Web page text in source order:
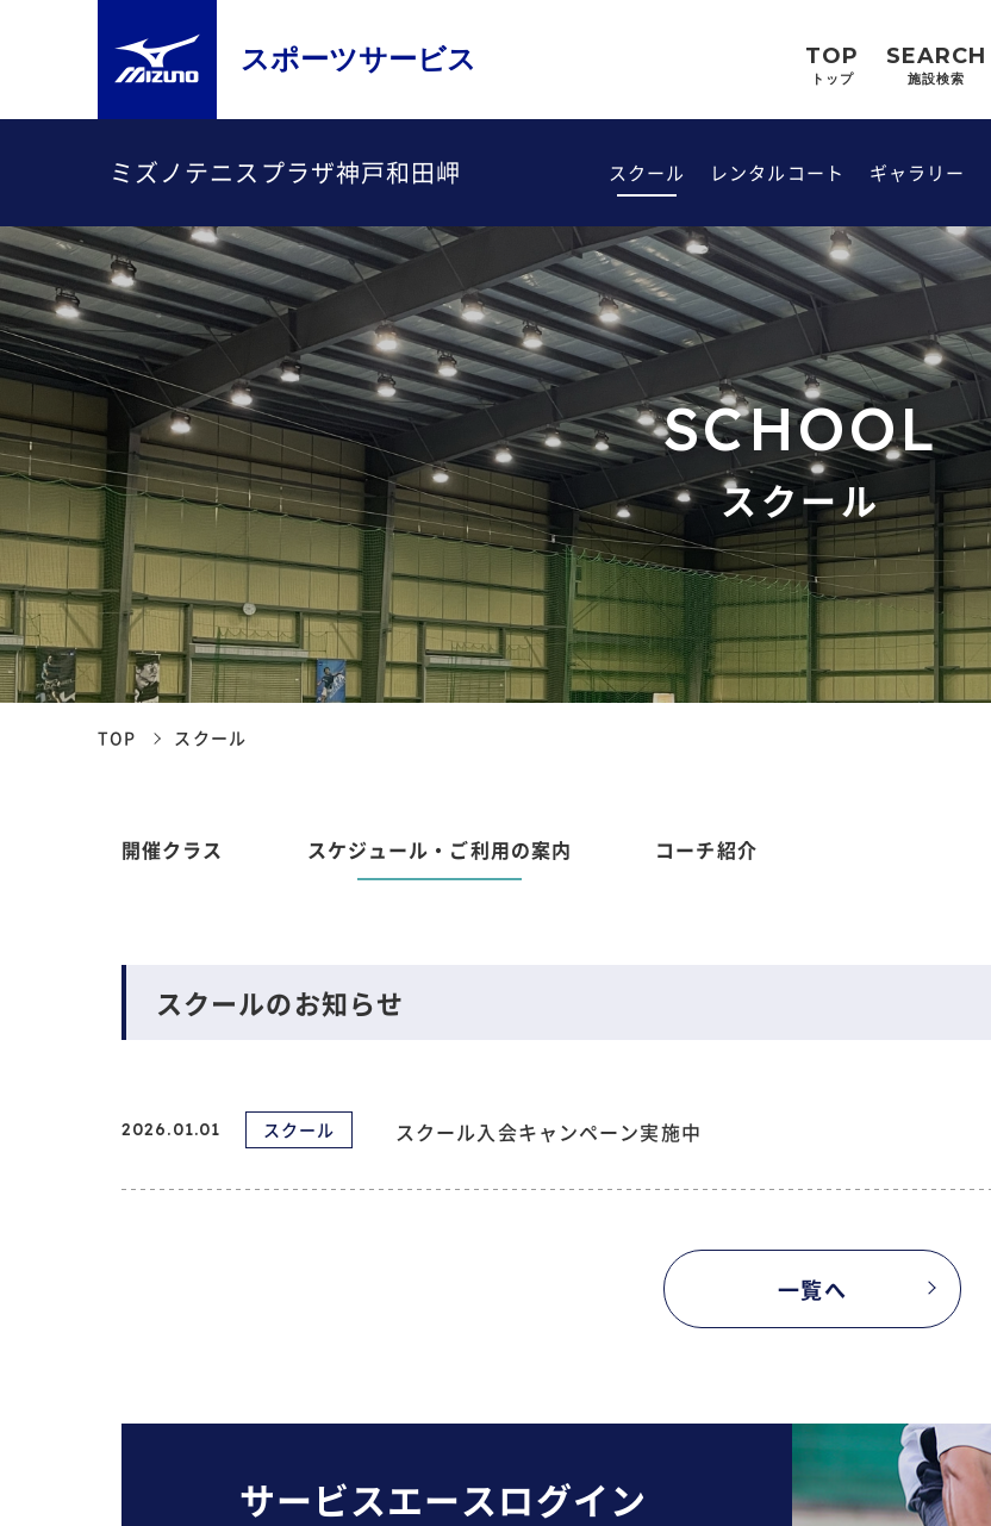
スポーツサービス TOP
トップ
SEARCH
施設検索
ミズノテニスプラザ神戸和田岬 スクール レンタルコート ギャラリー
SCHOOL
スクール
TOP スクール
開催クラス スケジュール・ご利用の案内 コーチ紹介
スクールのお知らせ
2026.01.01 スクール スクール入会キャンペーン実施中
一覧へ
サービスエースログイン